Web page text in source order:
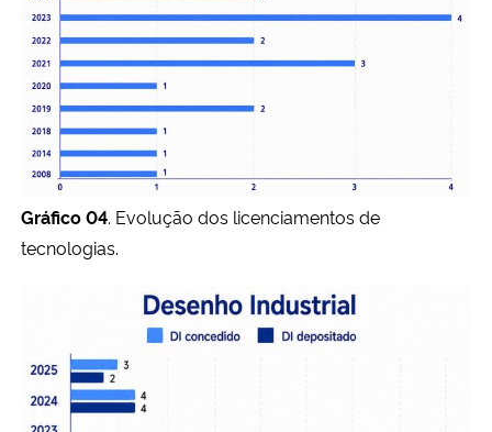
Gráfico 04. Evolução dos licenciamentos de
tecnologias.